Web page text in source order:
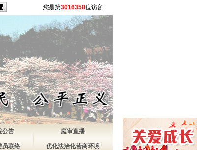
您是第3016358位访客
公告 庭审直播
员联络 优化法治化营商环境